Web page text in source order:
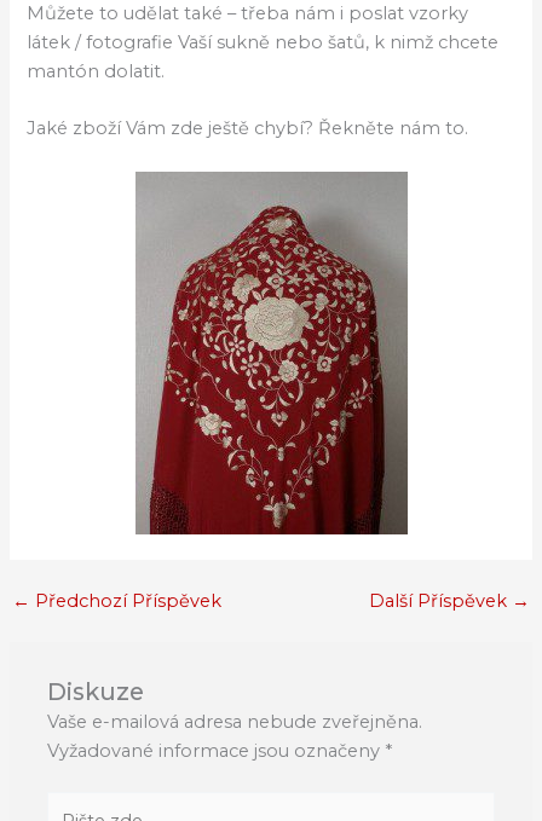
Můžete to udělat také – třeba nám i poslat vzorky
látek / fotografie Vaší sukně nebo šatů, k nimž chcete
mantón dolatit.
Jaké zboží Vám zde ještě chybí? Řekněte nám to.
← Předchozí Příspěvek Další Příspěvek →
Diskuze
Vaše e-mailová adresa nebude zveřejněna.
Vyžadované informace jsou označeny *